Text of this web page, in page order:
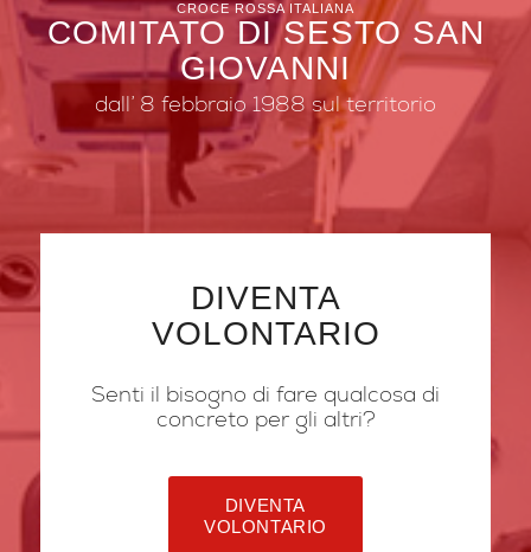
CROCE ROSSA ITALIANA
COMITATO DI SESTO SAN
GIOVANNI
dall’ 8 febbraio 1988 sul territorio
DIVENTA
VOLONTARIO
Senti il bisogno di fare qualcosa di
concreto per gli altri?
DIVENTA
VOLONTARIO